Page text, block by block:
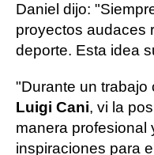
Daniel dijo:
proyectos audaces
deporte. Esta idea
"Durante un trabajo
Luigi Cani, vi la
manera profesional
inspiraciones para